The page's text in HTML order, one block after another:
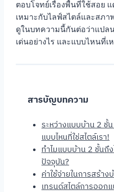
ตอบโจทย์เรื่องพื้นที่ใช้สอย
เหมาะกับไลฟ์สไตล์และสภ
ดูในบทความนี้กันต่อว่าแปล
เด่นอย่างไร และแบบไหนที่เ
สารบัญบทความ
ระหว่างแบบบ้าน 2 ชั้
แบบไหนที่ใช่สไตล์เรา!
ทำไมแบบบ้าน 2 ชั้นถึ
ปัจจุบัน?
ค่าใช้จ่ายในการสร้าง
เทรนด์สไตล์การออก